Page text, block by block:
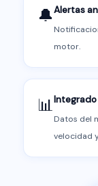
🔔Alertas
motor.
📊Integrado
Datos del
velocidad